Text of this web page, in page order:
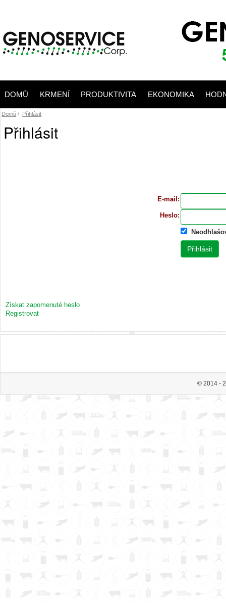
DOMŮ KRMENÍ PRODUKTIVITA EKONOMIKA
Domů / Přihlásit
Přihlásit
E-mail:
Heslo:
Získat zapomenuté heslo
Registrovat
© 2014 -